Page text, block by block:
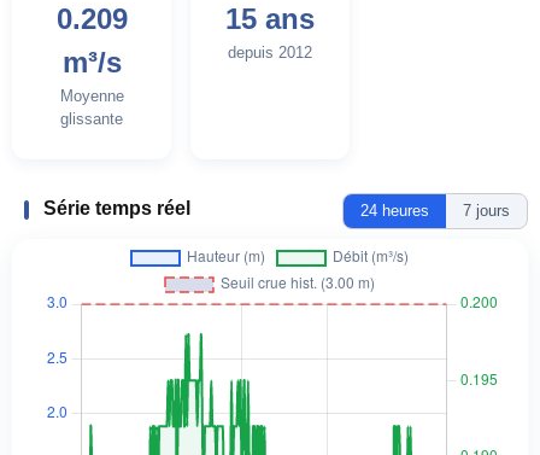
0.209
m³/s
Moyenne
glissante
15 ans
depuis 2012
Série temps réel 24 heures 7 jours